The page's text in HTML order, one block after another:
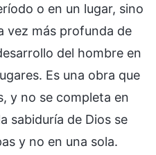
o en un lugar, sino
vez más profunda de
del hombre en
Es una obra que
y no se completa en
sabiduría de Dios se
y no en una sola.